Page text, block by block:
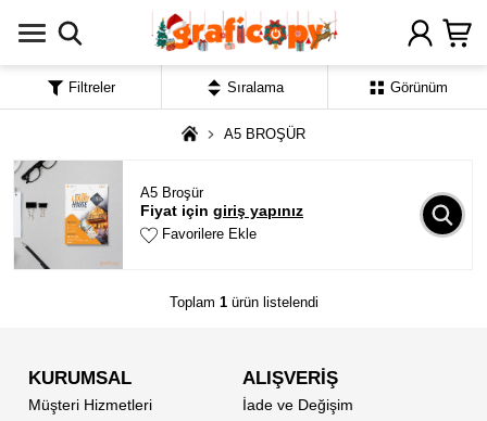
A5 BROŞÜR
A5 Broşür
Fiyat için giriş yapınız
Favorilere Ekle
Toplam 1ürün listelendi
KURUMSAL
Müşteri Hizmetleri
ALIŞVERİŞ
İade ve Değişim
Filtreler Sıralama Görünüm